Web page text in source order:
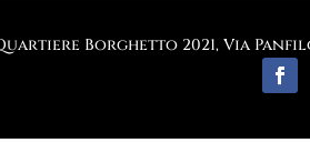
Borghetto 2021, Via